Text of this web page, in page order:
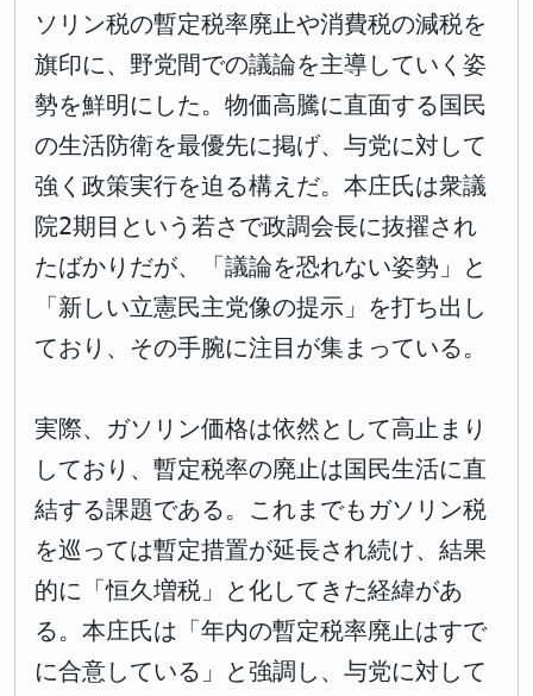
ソリン税の暫定税率廃止や消費税の減税を
旗印に、野党間での議論を主導していく姿
勢を鮮明にした。物価高騰に直面する国民
の生活防衛を最優先に掲げ、与党に対して
強く政策実行を迫る構えだ。本庄氏は衆議
院2期目という若さで政調会長に抜擢され
たばかりだが、「議論を恐れない姿勢」と
「新しい立憲民主党像の提示」を打ち出し
ており、その手腕に注目が集まっている。
実際、ガソリン価格は依然として高止まり
しており、暫定税率の廃止は国民生活に直
結する課題である。これまでもガソリン税
を巡っては暫定措置が延長され続け、結果
的に「恒久増税」と化してきた経緯があ
る。本庄氏は「年内の暫定税率廃止はすで
に合意している」と強調し、与党に対して